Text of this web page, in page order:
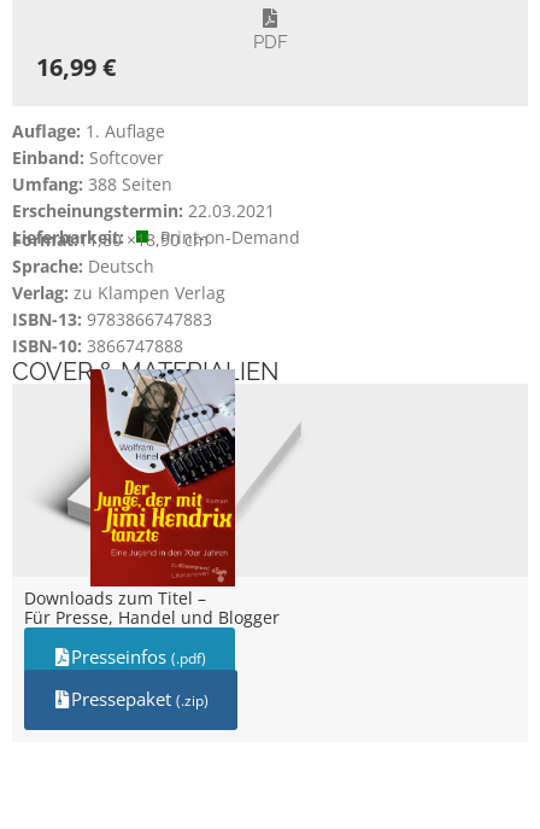
PDF
16,99 €
Auflage: 1. Auflage
Einband: Softcover
Umfang: 388 Seiten
Erscheinungstermin: 22.03.2021
Lieferbarkeit:
Print-on-Demand
Format:11,80 ×18,90 cm
Sprache: Deutsch
Verlag: zu Klampen Verlag
ISBN-13: 9783866747883
ISBN-10: 3866747888
COVER & MATERIALIEN
Downloads zum Titel –
Für Presse, Handel und Blogger
Presseinfos (.pdf)
Pressepaket (.zip)